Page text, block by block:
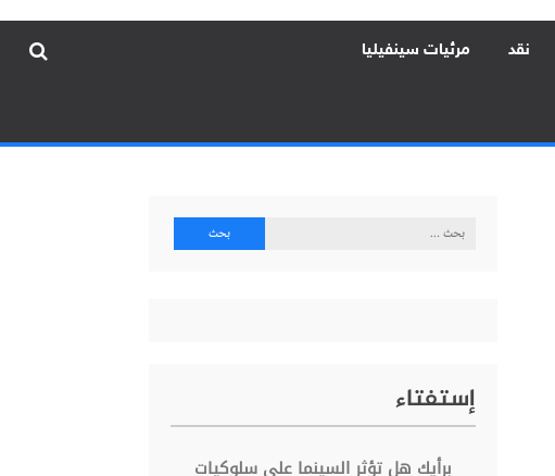
نقد مرئيات سينفيليا
البحث
إستفتاء
برأيك هل تؤثر السينما على سلوكيات